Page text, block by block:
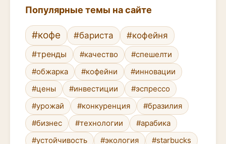
Популярные темы на сайте
#кофе #бариста
#кофейня
#тренды
#качество
#спешелти
#обжарка
#кофейни
#инновации
#цены
#инвестиции
#эспрессо
#урожай
#конкуренция
#бразилия
#бизнес
#технологии
#арабика
#устойчивость
#экология #starbucks